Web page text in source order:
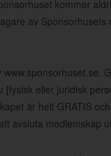
kommer
av Sponsorhusets
eller juridisk
är helt GRATIS
avsluta medlemskap